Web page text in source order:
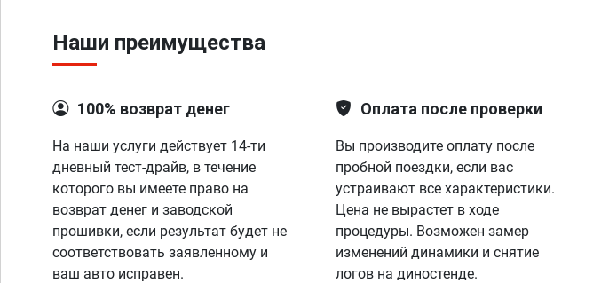
Наши преимущества
100% возврат денег
На наши услуги действует 14-ти
дневный тест-драйв, в течение
которого вы имеете право на
возврат денег и заводской
прошивки, если результат будет не
соответствовать заявленному и
ваш авто исправен.
Оплата после проверки
Вы производите оплату после
пробной поездки, если вас
устраивают все характеристики.
Цена не вырастет в ходе
процедуры. Возможен замер
изменений динамики и снятие
логов на диностенде.